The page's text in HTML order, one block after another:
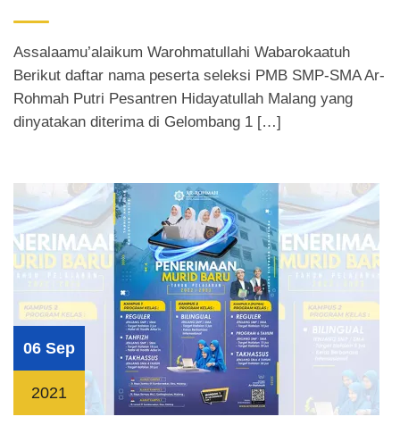
Assalaamu’alaikum Warohmatullahi Wabarokaatuh
Berikut daftar nama peserta seleksi PMB SMP-SMA Ar-
Rohmah Putri Pesantren Hidayatullah Malang yang
dinyatakan diterima di Gelombang 1 […]
06 Sep
2021